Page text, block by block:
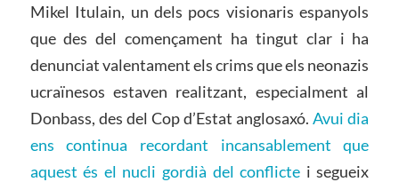
Mikel Itulain, un dels pocs visionaris espanyols
que des del començament ha tingut clar i ha
denunciat valentament els crims que els neonazis
ucraïnesos estaven realitzant, especialment al
Donbass, des del Cop d’Estat anglosaxó.Avui dia
ens continua recordant incansablement que
aquest és el nucli gordià del conflicte i segueix